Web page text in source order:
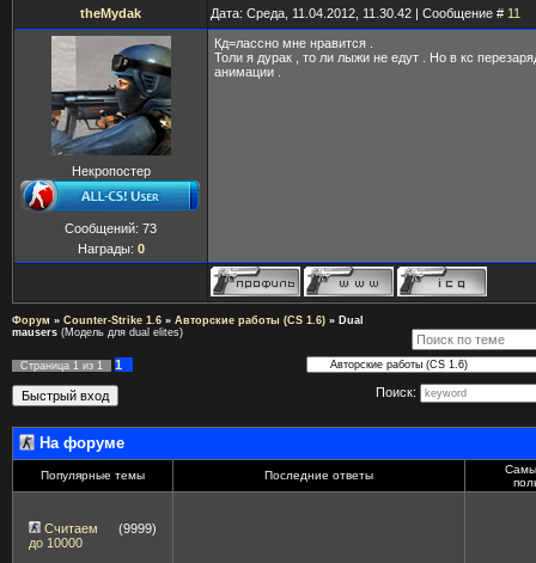
theMydak Дата: Среда, 11.04.2012, 11.30.42 | Сообщение # 11
Некропостер
Сообщений: 73
Награды: 0
Кд=лассно мне нравится .
Толи я дурак , то ли лыжи не едут . Но в кс
анимации .
Форум » Counter-Strike 1.6 » Авторские работы (CS 1.6) » Dual
mausers (Модель для dual elites)
Страница 1 из 1
1
Поиск:
На форуме
Популярные темы Последние ответы
Считаем
до 10000
(9999)